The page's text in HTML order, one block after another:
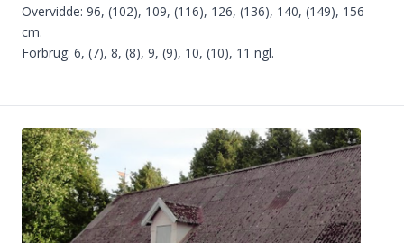
Overvidde: 96, (102), 109, (116), 126, (136), 140, (149), 156
cm.
Forbrug: 6, (7), 8, (8), 9, (9), 10, (10), 11 ngl.